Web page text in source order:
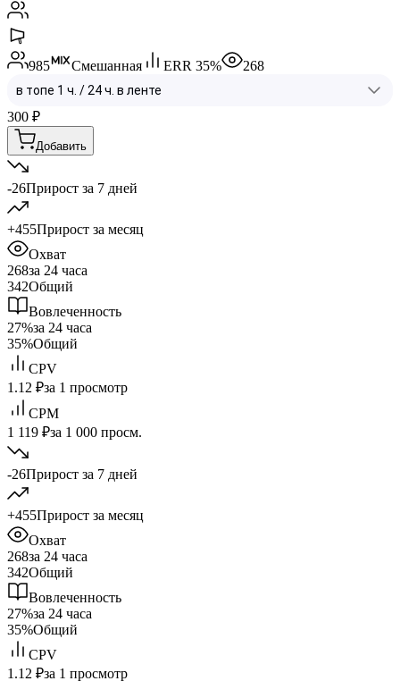
985 Смешанная ERR 35% 268
300 ₽
Добавить
-26Прирост за 7 дней
+455Прирост за месяц
Охват
268за 24 часа
342Общий
Вовлеченность
27%за 24 часа
35%Общий
CPV
1.12 ₽за 1 просмотр
CPM
1 119 ₽за 1 000 просм.
-26Прирост за 7 дней
+455Прирост за месяц
Охват
268за 24 часа
342Общий
Вовлеченность
27%за 24 часа
35%Общий
CPV
1.12 ₽за 1 просмотр